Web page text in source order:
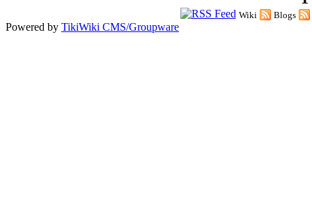
Wiki Blogs
Powered by TikiWiki CMS/Groupware